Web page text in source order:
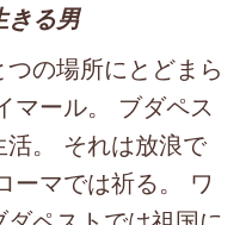
る男
の場所にとどまら
マール。 ブダペス
活。 それは放浪で
ーマでは祈る。 ワ